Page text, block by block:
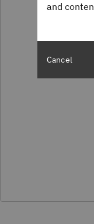
and
Cancel